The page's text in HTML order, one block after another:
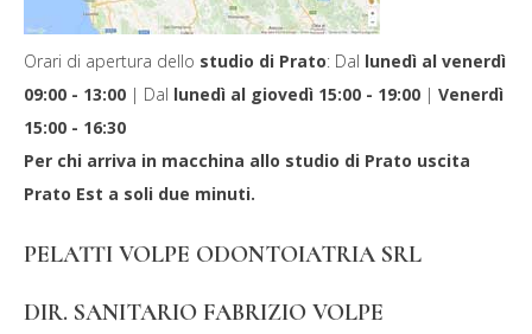
Orari di apertura dello studio di Prato: Dal lunedì al venerdì
09:00 - 13:00 | Dal lunedì al giovedì 15:00 - 19:00 | Venerdì
15:00 - 16:30
Per chi arriva in macchina allo studio di Prato uscita
Prato Est a soli due minuti.
PELATTI VOLPE ODONTOIATRIA SRL
DIR. SANITARIO FABRIZIO VOLPE